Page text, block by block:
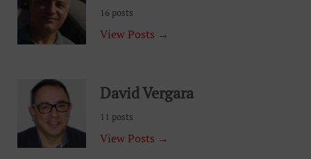
16 posts
View Posts →
David Vergara
11 posts
View Posts →